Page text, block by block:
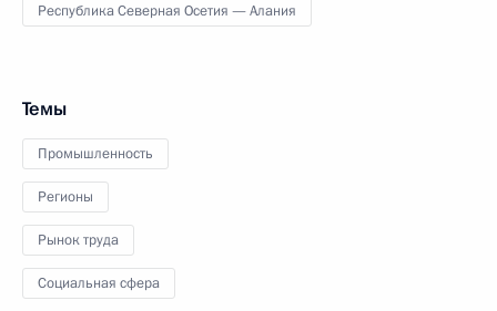
Республика Северная Осетия — Алания
Темы
Промышленность
Регионы
Рынок труда
Социальная сфера